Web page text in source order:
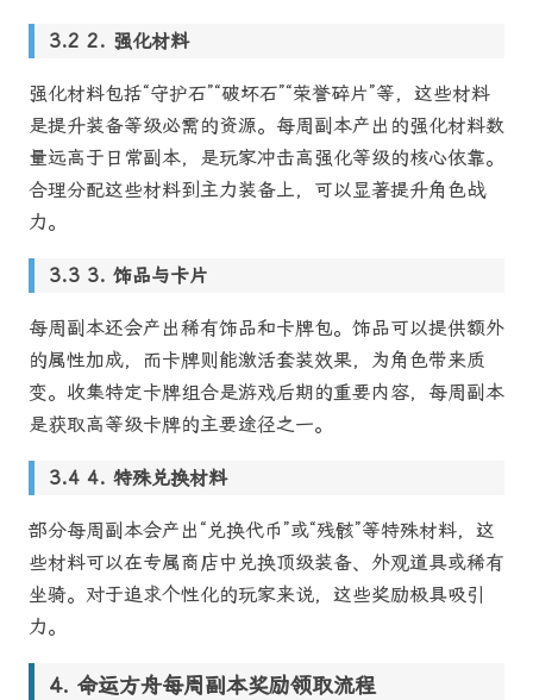
2. 强化材料
强化材料包括“守护石”“破坏石”“荣誉碎片”等，这些材料
是提升装备等级必需的资源。每周副本产出的强化材料数
量远高于日常副本，是玩家冲击高强化等级的核心依靠。
合理分配这些材料到主力装备上，可以显著提升角色战
力。
3. 饰品与卡片
每周副本还会产出稀有饰品和卡牌包。饰品可以提供额外
的属性加成，而卡牌则能激活套装效果，为角色带来质
变。收集特定卡牌组合是游戏后期的重要内容，每周副本
是获取高等级卡牌的主要途径之一。
4. 特殊兑换材料
部分每周副本会产出“兑换代币”或“残骸”等特殊材料，这
些材料可以在专属商店中兑换顶级装备、外观道具或稀有
坐骑。对于追求个性化的玩家来说，这些奖励极具吸引
力。
命运方舟每周副本奖励领取流程